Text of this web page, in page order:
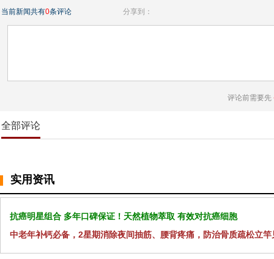
当前新闻共有0条评论 分享到：
评论前需要先
全部评论
实用资讯
抗癌明星组合 多年口碑保证！天然植物萃取 有效对抗癌细胞
中老年补钙必备，2星期消除夜间抽筋、腰背疼痛，防治骨质疏松立竿